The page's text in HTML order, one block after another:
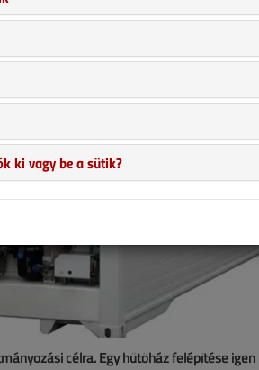
célra. Egy hűtőház felépítése
ki vagy be a sütik?